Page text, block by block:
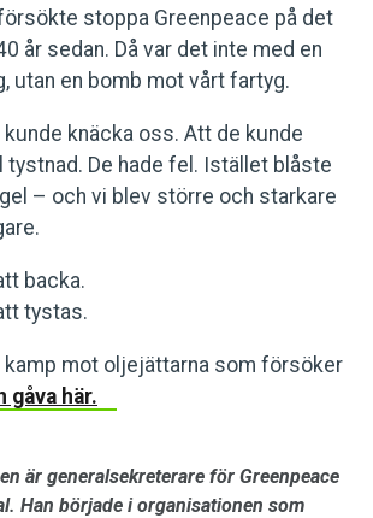
stoppa Greenpeace på det
år sedan. Då var det inte med en
utan en bomb mot vårt fartyg.
knäcka oss. Att de kunde
De hade fel. Istället blåste
– och vi blev större och starkare
backa.
tystas.
mot oljejättarna som försöker
gåva här.
är generalsekreterare för Greenpeace
Han började i organisationen som